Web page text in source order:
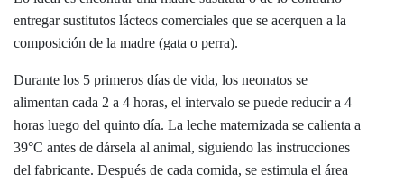
entregar sustitutos lácteos comerciales que se acerquen a la
composición de la madre (gata o perra).
Durante los 5 primeros días de vida, los neonatos se
alimentan cada 2 a 4 horas, el intervalo se puede reducir a 4
horas luego del quinto día. La leche maternizada se calienta a
39°C antes de dársela al animal, siguiendo las instrucciones
del fabricante. Después de cada comida, se estimula el área